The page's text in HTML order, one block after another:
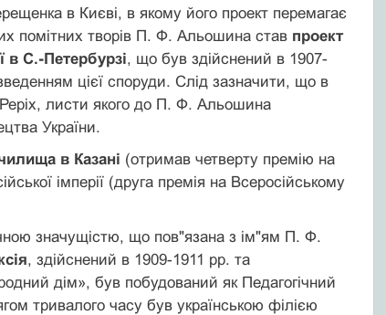
в Києві, в якому його проект перемагає
помітних творів П. Ф. Альошина став проект
в С.-Петербурзі, що був здійснений в 1907-
цієї споруди. Слід зазначити, що в
листи якого до П. Ф. Альошина
України.
в Казані (отримав четверту премію на
імперії (друга премія на Всеросійському
значущістю, що пов"язана з ім"ям П. Ф.
, здійснений в 1909-1911 рр. та
дім», був побудований як Педагогічний
тривалого часу був українською філією